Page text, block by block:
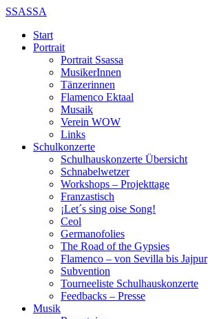
SSASSA
Start
Portrait
Portrait Ssassa
MusikerInnen
Tänzerinnen
Flamenco Ektaal
Musaik
Verein WOW
Links
Schulkonzerte
Schulhauskonzerte Übersicht
Schnabelwetzer
Workshops – Projekttage
Franzastisch
¡Let´s sing oise Song!
Ceol
Germanofolies
The Road of the Gypsies
Flamenco – von Sevilla bis Jajpur
Subvention
Tourneeliste Schulhauskonzerte
Feedbacks – Presse
Musik